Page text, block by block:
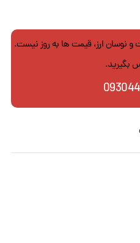
نوسان ارز، قیمت ها به روز نیست.
بگیرید.